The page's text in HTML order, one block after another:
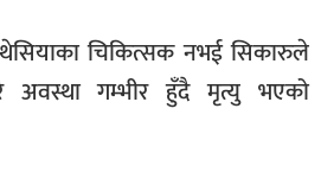
चिकित्सक नभई सिकारुले
अवस्था गम्भीर हुँदै मृत्यु भएको